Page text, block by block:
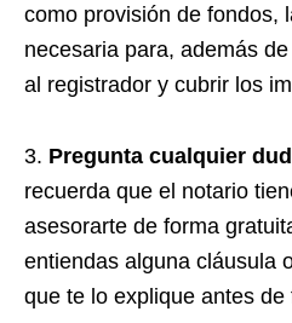
como provisión de fondos,
necesaria para, además
al registrador y cubrir los
3. Pregunta cualquier
recuerda que el notario
asesorarte de forma
entiendas alguna cláusula
que te lo explique antes